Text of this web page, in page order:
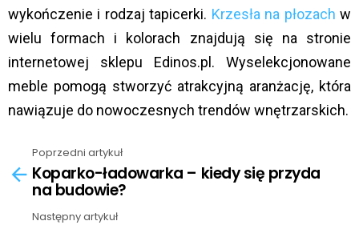
wykończenie i rodzaj tapicerki. Krzesła na płozach w
wielu formach i kolorach znajdują się na stronie
internetowej sklepu Edinos.pl. Wyselekcjonowane
meble pomogą stworzyć atrakcyjną aranżację, która
nawiązuje do nowoczesnych trendów wnętrzarskich.
more
Poprzedni artykuł
Koparko-ładowarka – kiedy się przyda
na budowie?
Następny artykuł